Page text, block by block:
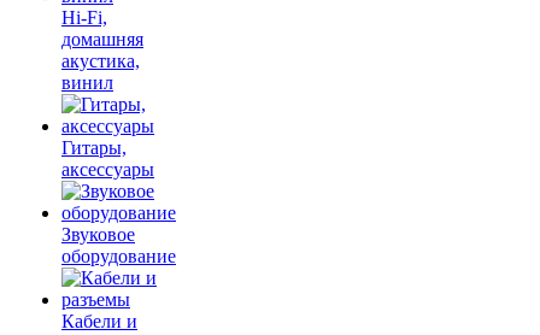
Hi-Fi,
домашняя
акустика,
винил
Гитары,
аксессуары
Звуковое
оборудование
Кабели и